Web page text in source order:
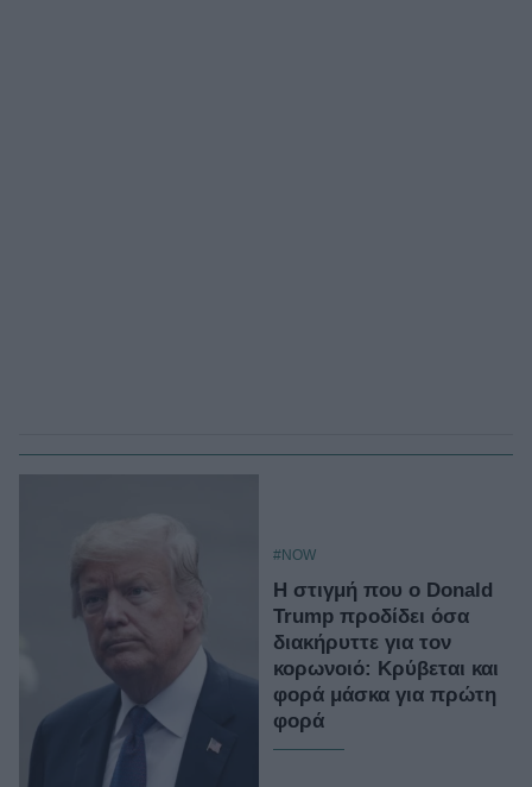
#NOW
Η στιγμή που ο Donald
Trump προδίδει όσα
διακήρυττε για τον
κορωνοιό: Κρύβεται και
φορά μάσκα για πρώτη
φορά